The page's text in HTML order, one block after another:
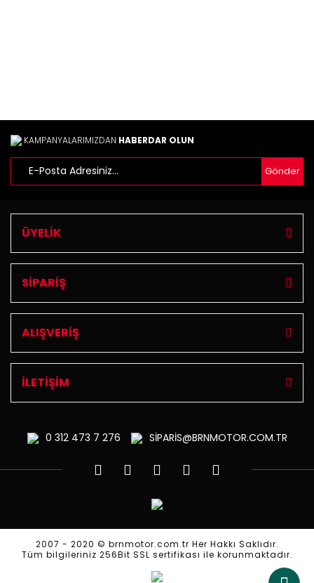
KAMPANYALARIMIZDAN HABERDAR OLUN
Gönder
ÜYELİK
SİPARİŞ
ALIŞVERİŞ
İLETİŞİM
0 312473 7 276 SİPARİS@BRNMOTOR.COM.TR
2007 - 2020 © brnmotor.com.tr Her Hakkı Saklıdır.
Tüm bilgileriniz 256Bit SSL sertifikası ile korunmaktadır.